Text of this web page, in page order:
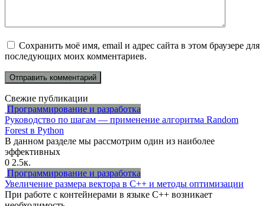
Сохранить моё имя, email и адрес сайта в этом браузере для
последующих моих комментариев.
Свежие публикации
Программирование и разработка
Руководство по шагам — применение алгоритма Random
Forest в Python
В данном разделе мы рассмотрим один из наиболее
эффективных
0 2.5к.
Программирование и разработка
Увеличение размера вектора в C++ и методы оптимизации
При работе с контейнерами в языке C++ возникает